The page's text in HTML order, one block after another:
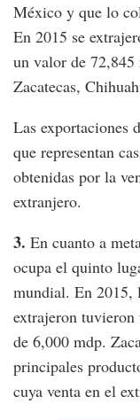
México y que lo
En 2015 se
un valor de
Zacatecas,
Las exportaciones
que representan
obtenidas por la
extranjero.
3. En cuanto a
ocupa el quinto
mundial. En 2015,
extrajeron tuvieron
de 6,000 mdp.
principales
cuya venta en el